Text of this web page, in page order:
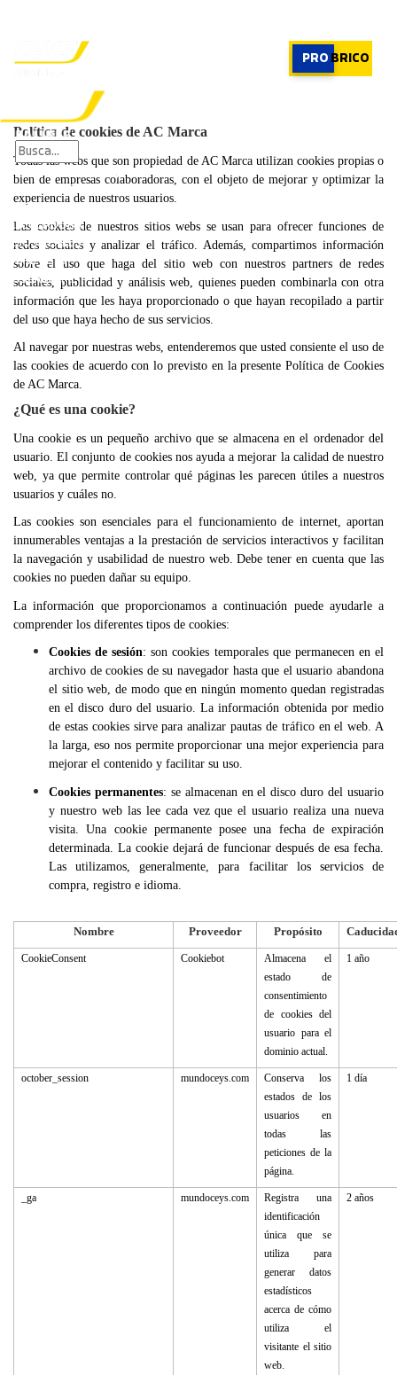
PRO BRICO
PRODUCTOS
RECOMENDADOR
APLICACIONES
CALCULADORA
CASOS REALES
SOBRE CEYS
SUSCRIBIRME
Política de cookies de AC Marca
Todas las webs que son propiedad de AC Marca utilizan cookies propias o
bien de empresas colaboradoras, con el objeto de mejorar y optimizar la
experiencia de nuestros usuarios.
Las cookies de nuestros sitios webs se usan para ofrecer funciones de
redes sociales y analizar el tráfico. Además, compartimos información
sobre el uso que haga del sitio web con nuestros partners de redes
sociales, publicidad y análisis web, quienes pueden combinarla con otra
información que les haya proporcionado o que hayan recopilado a partir
del uso que haya hecho de sus servicios.
Al navegar por nuestras webs, entenderemos que usted consiente el uso de
las cookies de acuerdo con lo previsto en la presente Política de Cookies
de AC Marca.
¿Qué es una cookie?
Una cookie es un pequeño archivo que se almacena en el ordenador del
usuario. El conjunto de cookies nos ayuda a mejorar la calidad de nuestro
web, ya que permite controlar qué páginas les parecen útiles a nuestros
usuarios y cuáles no.
Las cookies son esenciales para el funcionamiento de internet, aportan
innumerables ventajas a la prestación de servicios interactivos y facilitan
la navegación y usabilidad de nuestro web. Debe tener en cuenta que las
cookies no pueden dañar su equipo.
La información que proporcionamos a continuación puede ayudarle a
comprender los diferentes tipos de cookies:
Cookies de sesión: son cookies temporales que permanecen en el
archivo de cookies de su navegador hasta que el usuario abandona
el sitio web, de modo que en ningún momento quedan registradas
en el disco duro del usuario. La información obtenida por medio
de estas cookies sirve para analizar pautas de tráfico en el web. A
la larga, eso nos permite proporcionar una mejor experiencia para
mejorar el contenido y facilitar su uso.
Cookies permanentes: se almacenan en el disco duro del usuario
y nuestro web las lee cada vez que el usuario realiza una nueva
visita. Una cookie permanente posee una fecha de expiración
determinada. La cookie dejará de funcionar después de esa fecha.
Las utilizamos, generalmente, para facilitar los servicios de
compra, registro e idioma.
Nombre Proveedor Propósito
CookieConsent Cookiebot
Almacena el
estado de
consentimiento
de cookies del
usuario para el
dominio actual.
1 año
october_session mundoceys.com
Conserva los
estados de los
usuarios en
todas las
peticiones de la
página.
1 día
_ga mundoceys.com
Registra una
identificación
única que se
utiliza para
generar datos
estadísticos
acerca de cómo
utiliza el
visitante el sitio
web.
2 años